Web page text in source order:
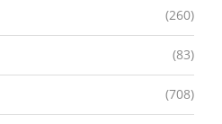
(260)
(83)
(708)